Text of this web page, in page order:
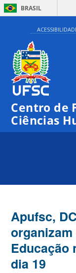
BRASIL
Centro de
Ciências
Apufsc,
Educação
dia 19